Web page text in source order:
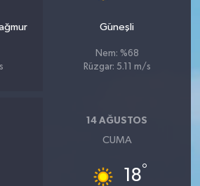
Güneşli
Nem: %68
Rüzgar: 5.11 m/s
14 AĞUSTOS
CUMA
18°